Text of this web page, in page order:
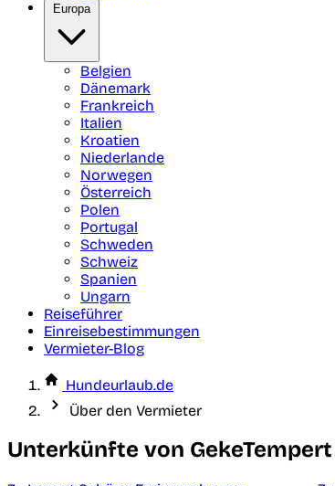
Europa
Belgien
Dänemark
Frankreich
Italien
Kroatien
Niederlande
Norwegen
Österreich
Polen
Portugal
Schweden
Schweiz
Spanien
Ungarn
Reiseführer
Einreisebestimmungen
Vermieter-Blog
Hundeurlaub.de
Über den Vermieter
Unterkünfte von GekeTempert